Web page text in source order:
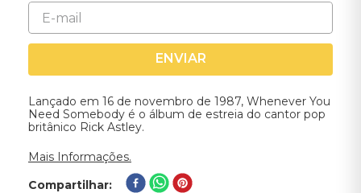
ENVIAR
Lançado em 16 de novembro de 1987, Whenever You
Need Somebody é o álbum de estreia do cantor pop
britânico Rick Astley.
Mais Informações.
Compartilhar